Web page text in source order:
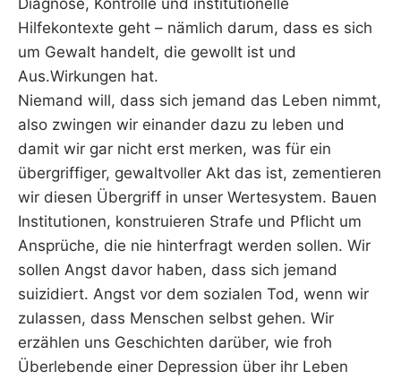
Hilfekontexte geht – nämlich darum, dass es sich
um Gewalt handelt, die gewollt ist und
Aus.Wirkungen hat.
Niemand will, dass sich jemand das Leben nimmt,
also zwingen wir einander dazu zu leben und
damit wir gar nicht erst merken, was für ein
übergriffiger, gewaltvoller Akt das ist, zementieren
wir diesen Übergriff in unser Wertesystem. Bauen
Institutionen, konstruieren Strafe und Pflicht um
Ansprüche, die nie hinterfragt werden sollen. Wir
sollen Angst davor haben, dass sich jemand
suizidiert. Angst vor dem sozialen Tod, wenn wir
zulassen, dass Menschen selbst gehen. Wir
erzählen uns Geschichten darüber, wie froh
Überlebende einer Depression über ihr Leben